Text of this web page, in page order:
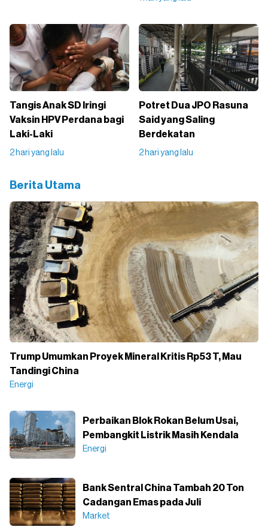
Tangis Anak SD Iringi
Vaksin HPV Perdana bagi
Laki-Laki
2 hari yang lalu
Potret Dua JPO Rasuna
Said yang Saling
Berdekatan
2 hari yang lalu
Berita Utama
Trump Umumkan Proyek Mineral Kritis Rp53 T, Mau
Tandingi China
Energi
Perbaikan Blok Rokan Belum Usai,
Pembangkit Listrik Masih Kendala
Energi
Bank Sentral China Tambah 20 Ton
Cadangan Emas pada Juli
Market